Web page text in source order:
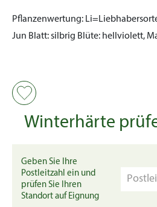
Pflanzenwertung:
Jun Blatt:silbrig Blüte: hellviolett,
Winterhärte
Geben Sie Ihre
Postleitzahl ein und
prüfen Sie Ihren
Standort auf Eignung